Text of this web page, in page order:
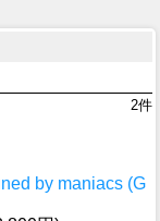
2件
by maniacs (G